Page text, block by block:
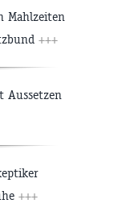
Mahlzeiten
+++
Aussetzen
+++